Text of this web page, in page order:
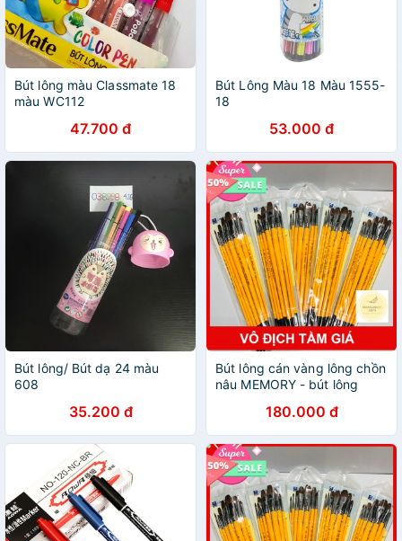
Bút lông màu Classmate 18
màu WC112
47.700 đ
Bút Lông Màu 18 Màu 1555-
18
53.000 đ
Bút lông/ Bút dạ 24 màu
608
35.200 đ
Bút lông cán vàng lông chồn
nâu MEMORY - bút lông
180.000 đ